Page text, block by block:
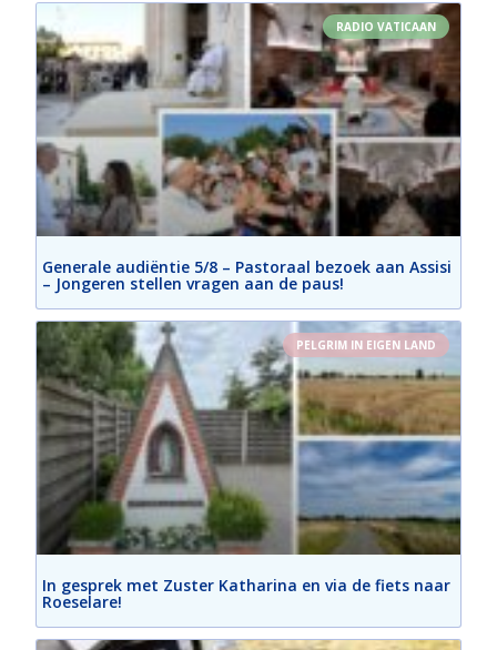
RADIO VATICAAN
Generale audiëntie 5/8 – Pastoraal bezoek aan Assisi
– Jongeren stellen vragen aan de paus!
PELGRIM IN EIGEN LAND
In gesprek met Zuster Katharina en via de fiets naar
Roeselare!